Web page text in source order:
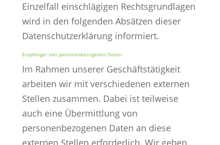
Einzelfall einschlägigen Rechtsgrundlagen
wird in den folgenden Absätzen dieser
Datenschutzerklärung informiert.
Empfänger von personenbezogenen Daten
Im Rahmen unserer Geschäftstätigkeit
arbeiten wir mit verschiedenen externen
Stellen zusammen. Dabei ist teilweise
auch eine Übermittlung von
personenbezogenen Daten an diese
externen Stellen erforderlich. Wir geben